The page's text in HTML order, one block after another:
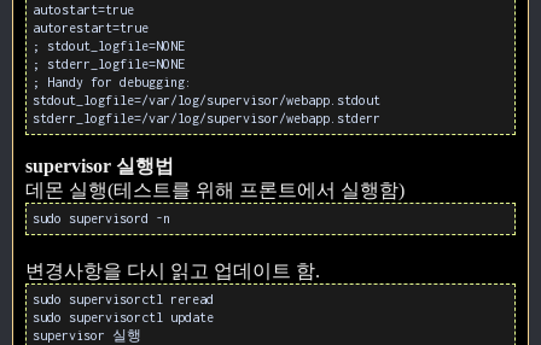
autostart=true
autorestart=true
; stdout_logfile=NONE
; stderr_logfile=NONE
; Handy for debugging:
stdout_logfile=/var/log/supervisor/webapp.stdout
stderr_logfile=/var/log/supervisor/webapp.stderr
supervisor 실행법
데몬 실행(테스트를 위해 프론트에서 실행함)
sudo supervisord -n
변경사항을 다시 읽고 업데이트 함.
sudo supervisorctl reread
sudo supervisorctl update
supervisor 실행